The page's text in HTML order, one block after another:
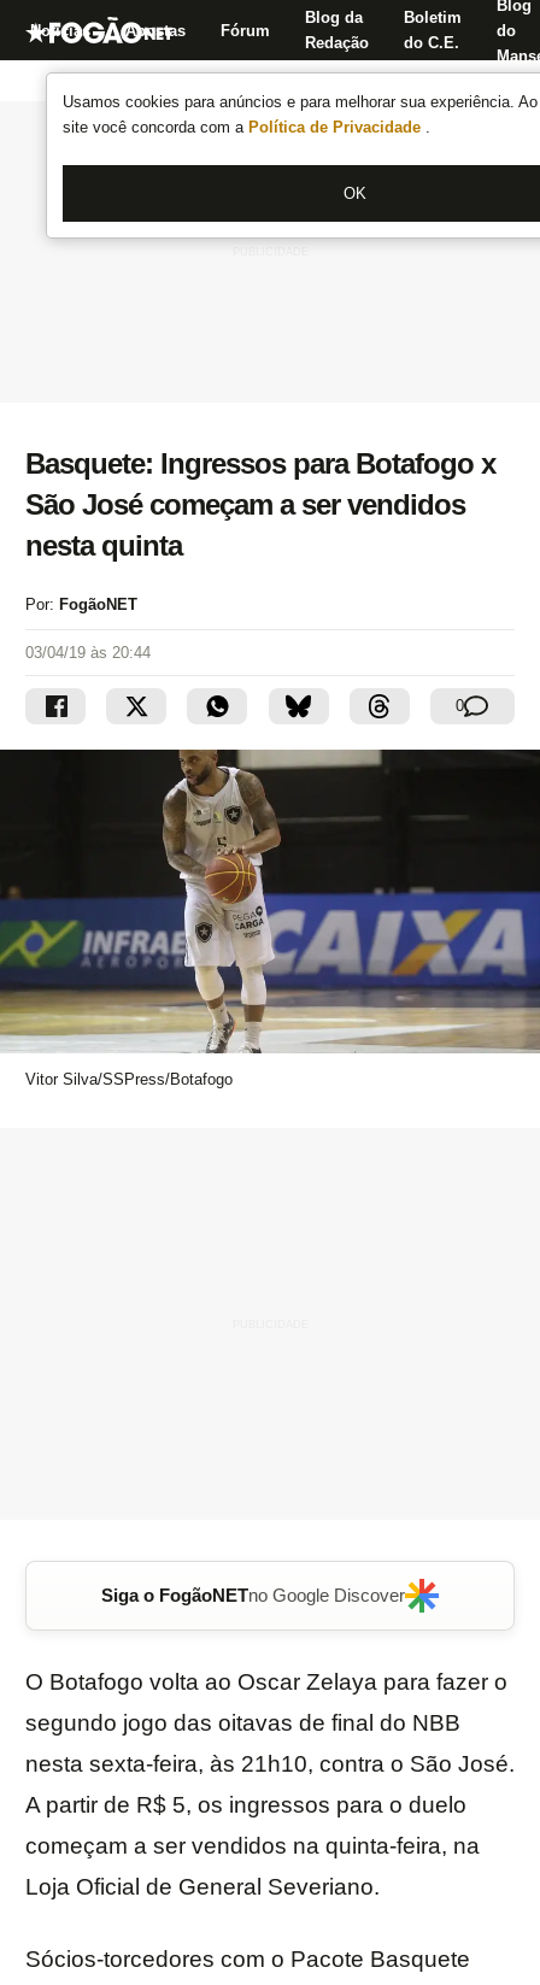
Usamos cookies para anúncios e para melhorar sua experiência.
site você concorda com a Política de Privacidade .
OK
Notícias Apostas Fórum
Blog da
Redação
Boletim
do C.E.
Blog
do
Basquete: Ingressos para Botafogo x
São José começam a ser vendidos
nesta quinta
Por: FogãoNET
03/04/19 às 20:44
0
Vitor Silva/SSPress/Botafogo
Siga o FogãoNETno Google Discover
O Botafogo volta ao Oscar Zelaya para fazer o
segundo jogo das oitavas de final do NBB
nesta sexta-feira, às 21h10, contra o São José.
A partir de R$ 5, os ingressos para o duelo
começam a ser vendidos na quinta-feira, na
Loja Oficial de General Severiano.
Sócios-torcedores com o Pacote Basquete